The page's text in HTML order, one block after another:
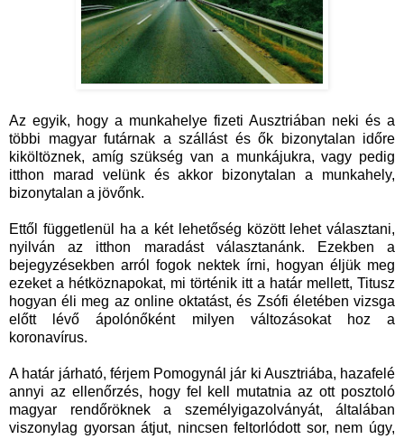
Az egyik, hogy a munkahelye fizeti Ausztriában neki és a
többi magyar futárnak a szállást és ők bizonytalan időre
kiköltöznek, amíg szükség van a munkájukra, vagy pedig
itthon marad velünk és akkor bizonytalan a munkahely,
bizonytalan a jövőnk.
Ettől függetlenül ha a két lehetőség között lehet választani,
nyilván az itthon maradást választanánk. Ezekben a
bejegyzésekben arról fogok nektek írni, hogyan éljük meg
ezeket a hétköznapokat, mi történik itt a határ mellett, Titusz
hogyan éli meg az online oktatást, és Zsófi életében vizsga
előtt lévő ápolónőként milyen változásokat hoz a
koronavírus.
A határ járható, férjem Pomogynál jár ki Ausztriába, hazafelé
annyi az ellenőrzés, hogy fel kell mutatnia az ott posztoló
magyar rendőröknek a személyigazolványát, általában
viszonylag gyorsan átjut, nincsen feltorlódott sor, nem úgy,